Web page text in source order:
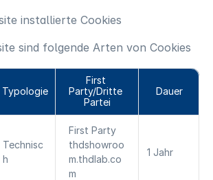
installierte Cookies
sind folgende Arten von Cookies
Typologie
First
Party/Dritte
Partei
Dauer
Technisc
h
First Party
thdshowroo
m.thdlab.co
m
1 Jahr